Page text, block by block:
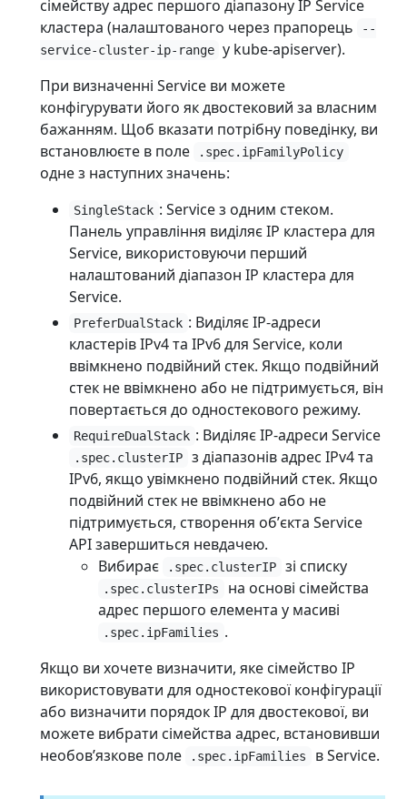
сімейству адрес першого діапазону IP Service
кластера (налаштованого через прапорець
--
service-cluster-ip-range у kube-apiserver).
При визначенні Service ви можете
конфігурувати його як двостековий за власним
бажанням. Щоб вказати потрібну поведінку, ви
встановлюєте в поле
.spec.ipFamilyPolicy
одне з наступних значень:
SingleStack : Service з одним стеком.
Панель управління виділяє IP кластера для
Service, використовуючи перший
налаштований діапазон IP кластера для
Service.
PreferDualStack : Виділяє IP-адреси
кластерів IPv4 та IPv6 для Service, коли
ввімкнено подвійний стек. Якщо подвійний
стек не ввімкнено або не підтримується, він
повертається до одностекового режиму.
RequireDualStack : Виділяє IP-адреси Service
.spec.clusterIP
з діапазонів адрес IPv4 та
IPv6, якщо увімкнено подвійний стек. Якщо
подвійний стек не ввімкнено або не
підтримується, створення обʼєкта Service
API завершиться невдачею.
Вибирає
.spec.clusterIP зі списку
.spec.clusterIPs
на основі сімейства
адрес першого елемента у масиві
.spec.ipFamilies .
Якщо ви хочете визначити, яке сімейство IP
використовувати для одностекової конфігурації
або визначити порядок IP для двостекової, ви
можете вибрати сімейства адрес, встановивши
необовʼязкове поле
.spec.ipFamilies в Service.